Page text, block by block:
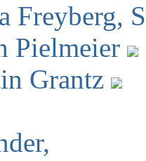
Freyberg,
Pielmeier
Grantz